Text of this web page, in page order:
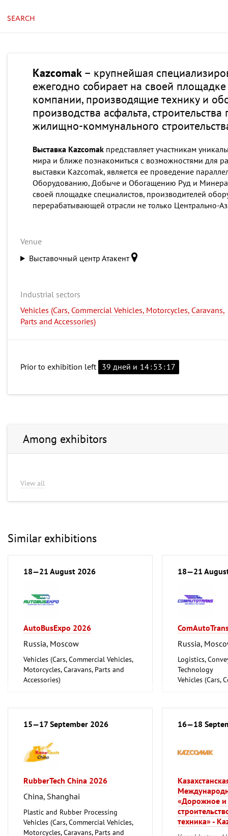
SEARCH
Kazcomak – крупнейшая
ежегодно собирает на своей
компании, производящие технику и
производства асфальта,
жилищно-коммунального
Выставка Kazcomak представляет участникам
мира и ближе познакомиться с возможностями для
выставки Kazcomak, является ее проведение
Оборудованию, Добыче и Обогащению Руд и
своей площадке специалистов, производителей
перерабатывающей отрасли не только Центрально-
Venue
Выставочный центр Атакент
Industrial sectors
Vehicles (Cars, Commercial Vehicles, Motorcycles, Caravans,
Parts and Accessories)
Prior to exhibition left 39 дней и 14:53 :17
Among exhibitors
View all
Similar exhibitions
18—21 August 2026
AutoBusExpo 2026
Russia, Moscow
Vehicles (Cars, Commercial Vehicles,
Motorcycles, Caravans, Parts and
Accessories)
18—21
Russia,
Logistics,
Technology
Vehicles (Cars,
15—17 September 2026
RubberTech China 2026
China, Shanghai
Plastic and Rubber Processing
Vehicles (Cars, Commercial Vehicles,
Motorcycles, Caravans, Parts and
16—18
«Дорожное
техника» -